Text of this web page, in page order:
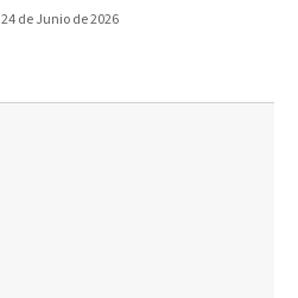
24 de Junio de 2026
el río Paraná